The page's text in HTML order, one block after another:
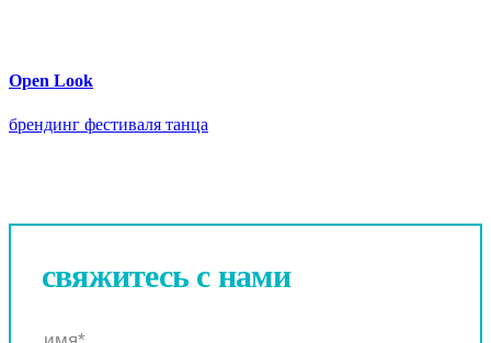
Open Look
брендинг фестиваля танца
свяжитесь с нами